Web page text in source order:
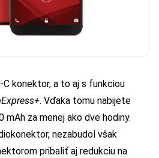
C konektor, a to aj s funkciou
+. Vďaka tomu nabijete
za menej ako dve hodiny.
nezabudol však
pribaliť aj redukciu na